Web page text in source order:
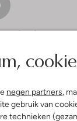
negen partners ,
gebruik van
technieken
(nog) niet
onze 37